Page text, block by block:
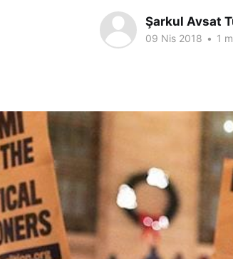
Şarkul Avsat
09 Nis 2018 • 1